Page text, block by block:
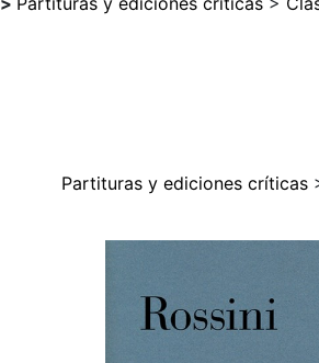
Partituras y ediciones críticas